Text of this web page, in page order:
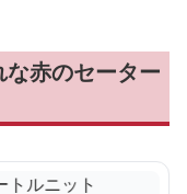
赤のセーター